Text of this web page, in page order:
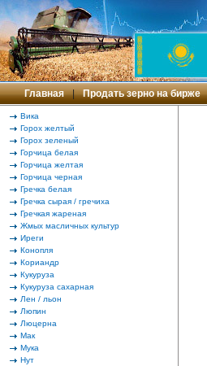
Главная | Продать зерно на бирже
Вика
Горох желтый
Горох зеленый
Горчица белая
Горчица желтая
Горчица черная
Гречка белая
Гречка сырая / гречиха
Гречкая жареная
Жмых масличных культур
Иреги
Конопля
Кориандр
Кукуруза
Кукуруза сахарная
Лен / льон
Люпин
Люцерна
Мак
Мука
Нут